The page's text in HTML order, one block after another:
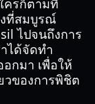
ครก็ตามที่
งที่สมบูรณ์
ไปจนถึงการ
ได้จัดทำ
กมา เพื่อให้
ของการพิชิต